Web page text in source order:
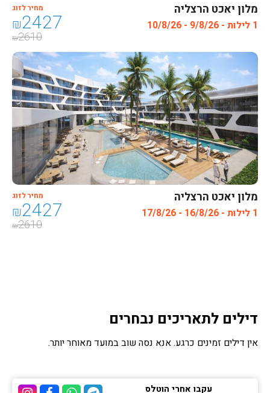
מלון יאכט הרצליה
1 לילות - 9/8/26 - 10/8/26
מחיר לזוג
₪2427
₪2610
מלון יאכט הרצליה
1 לילות - 16/8/26 - 17/8/26
מחיר לזוג
₪2427
₪2610
דילים לתאריכים נבחרים
אין דילים זמינים כרגע. אנא נסה שוב במועד מאוחר יותר.
עקבו אחרי הוטלס